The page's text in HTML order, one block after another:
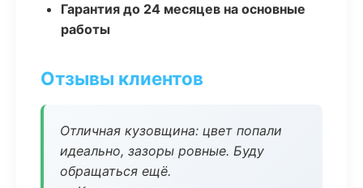
Гарантия до 24 месяцев на основные
работы
Отзывы клиентов
Отличная кузовщина: цвет попали
идеально, зазоры ровные. Буду
обращаться ещё.